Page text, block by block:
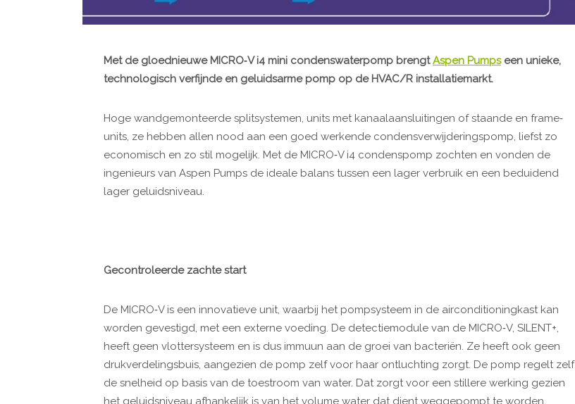
Met de gloednieuwe MICRO‐V i4 mini condenswaterpomp brengtAspen Pumpseen unieke,
technologisch verfijnde en geluidsarme pomp op de HVAC/R installatiemarkt.
Hoge wandgemonteerde splitsystemen, units met kanaalaansluitingen of staande en frame‐
units, ze hebben allen nood aan een goed werkende condensverwijderingspomp, liefst zo
economisch en zo stil mogelijk. Met de MICRO‐V i4 condenspomp zochten en vonden de
ingenieurs van Aspen Pumps de ideale balans tussen een lager verbruik en een beduidend
lager geluidsniveau.
Gecontroleerde zachte start
De MICRO‐V is een innovatieve unit, waarbij het pompsysteem in de airconditioningkast kan
worden gevestigd, met een externe voeding. De detectiemodule van de MICRO‐V, SILENT+,
heeft geen vlottersysteem en is dus immuun aan de groei van bacteriën. Ze heeft ook geen
drukverdelingsbuis, aangezien de pomp zelf voor haar ontluchting zorgt. De pomp regelt zelf
de snelheid op basis van de toestroom van water. Dat zorgt voor een stillere werking gezien
het geluidsniveau afhankelijk is van het volume water dat dient weggepompt te worden.